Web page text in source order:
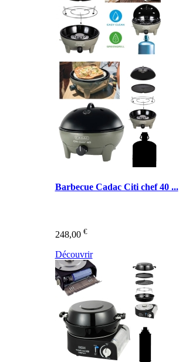
Barbecue Cadac Citi chef 40 ...
248,00 €
Découvrir